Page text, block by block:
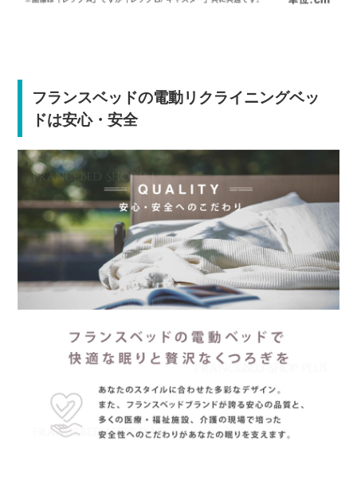
フランスベッドの電動リクライニングベッ
ドは安心・安全